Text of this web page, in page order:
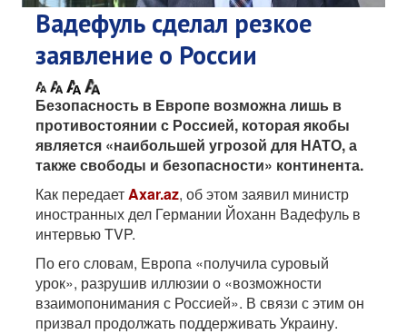
Вадефуль сделал резкое
заявление о России
Безопасность в Европе возможна лишь в
противостоянии с Россией, которая якобы
является «наибольшей угрозой для НАТО, а
также свободы и безопасности» континента.
Как передаетAxar.az, об этом заявил министр
иностранных дел Германии Йоханн Вадефуль в
интервью TVP.
По его словам, Европа «получила суровый
урок», разрушив иллюзии о «возможности
взаимопонимания с Россией». В связи с этим он
призвал продолжать поддерживать Украину.